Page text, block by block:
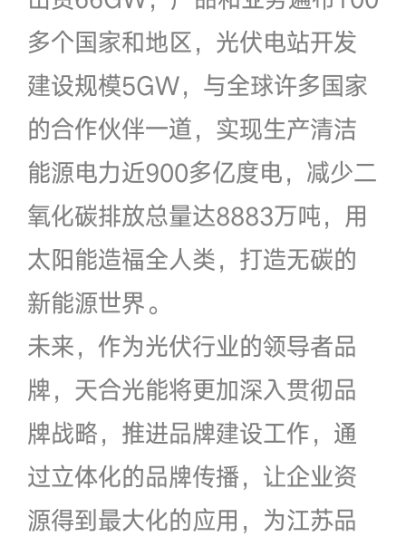
多个国家和地区，光伏电站开发
建设规模5GW，与全球许多国家
的合作伙伴一道，实现生产清洁
能源电力近900多亿度电，减少二
氧化碳排放总量达8883万吨，用
太阳能造福全人类，打造无碳的
新能源世界。
未来，作为光伏行业的领导者品
牌，天合光能将更加深入贯彻品
牌战略，推进品牌建设工作，通
过立体化的品牌传播，让企业资
源得到最大化的应用，为江苏品